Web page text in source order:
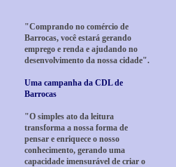
"Comprando no comércio de
Barrocas, você estará gerando
emprego e renda e ajudando no
desenvolvimento da nossa cidade".
Uma campanha da CDL de
Barrocas
"O simples ato da leitura
transforma a nossa forma de
pensar e enriquece o nosso
conhecimento, gerando uma
capacidade imensurável de criar o